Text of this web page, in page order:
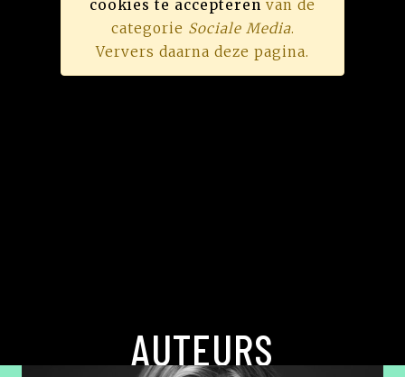
cookies te accepteren van de
categorie Sociale Media.
Ververs daarna deze pagina.
AUTEURS